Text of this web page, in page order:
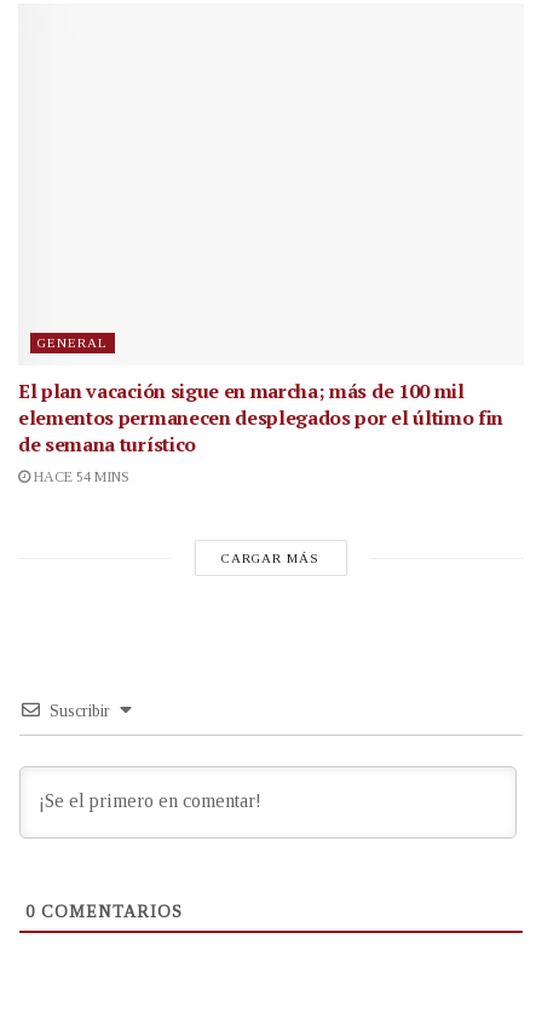
GENERAL
El plan vacación sigue en marcha; más de 100 mil
elementos permanecen desplegados por el último fin
de semana turístico
HACE 54 MINS
CARGAR MÁS
Suscribir
0 COMENTARIOS